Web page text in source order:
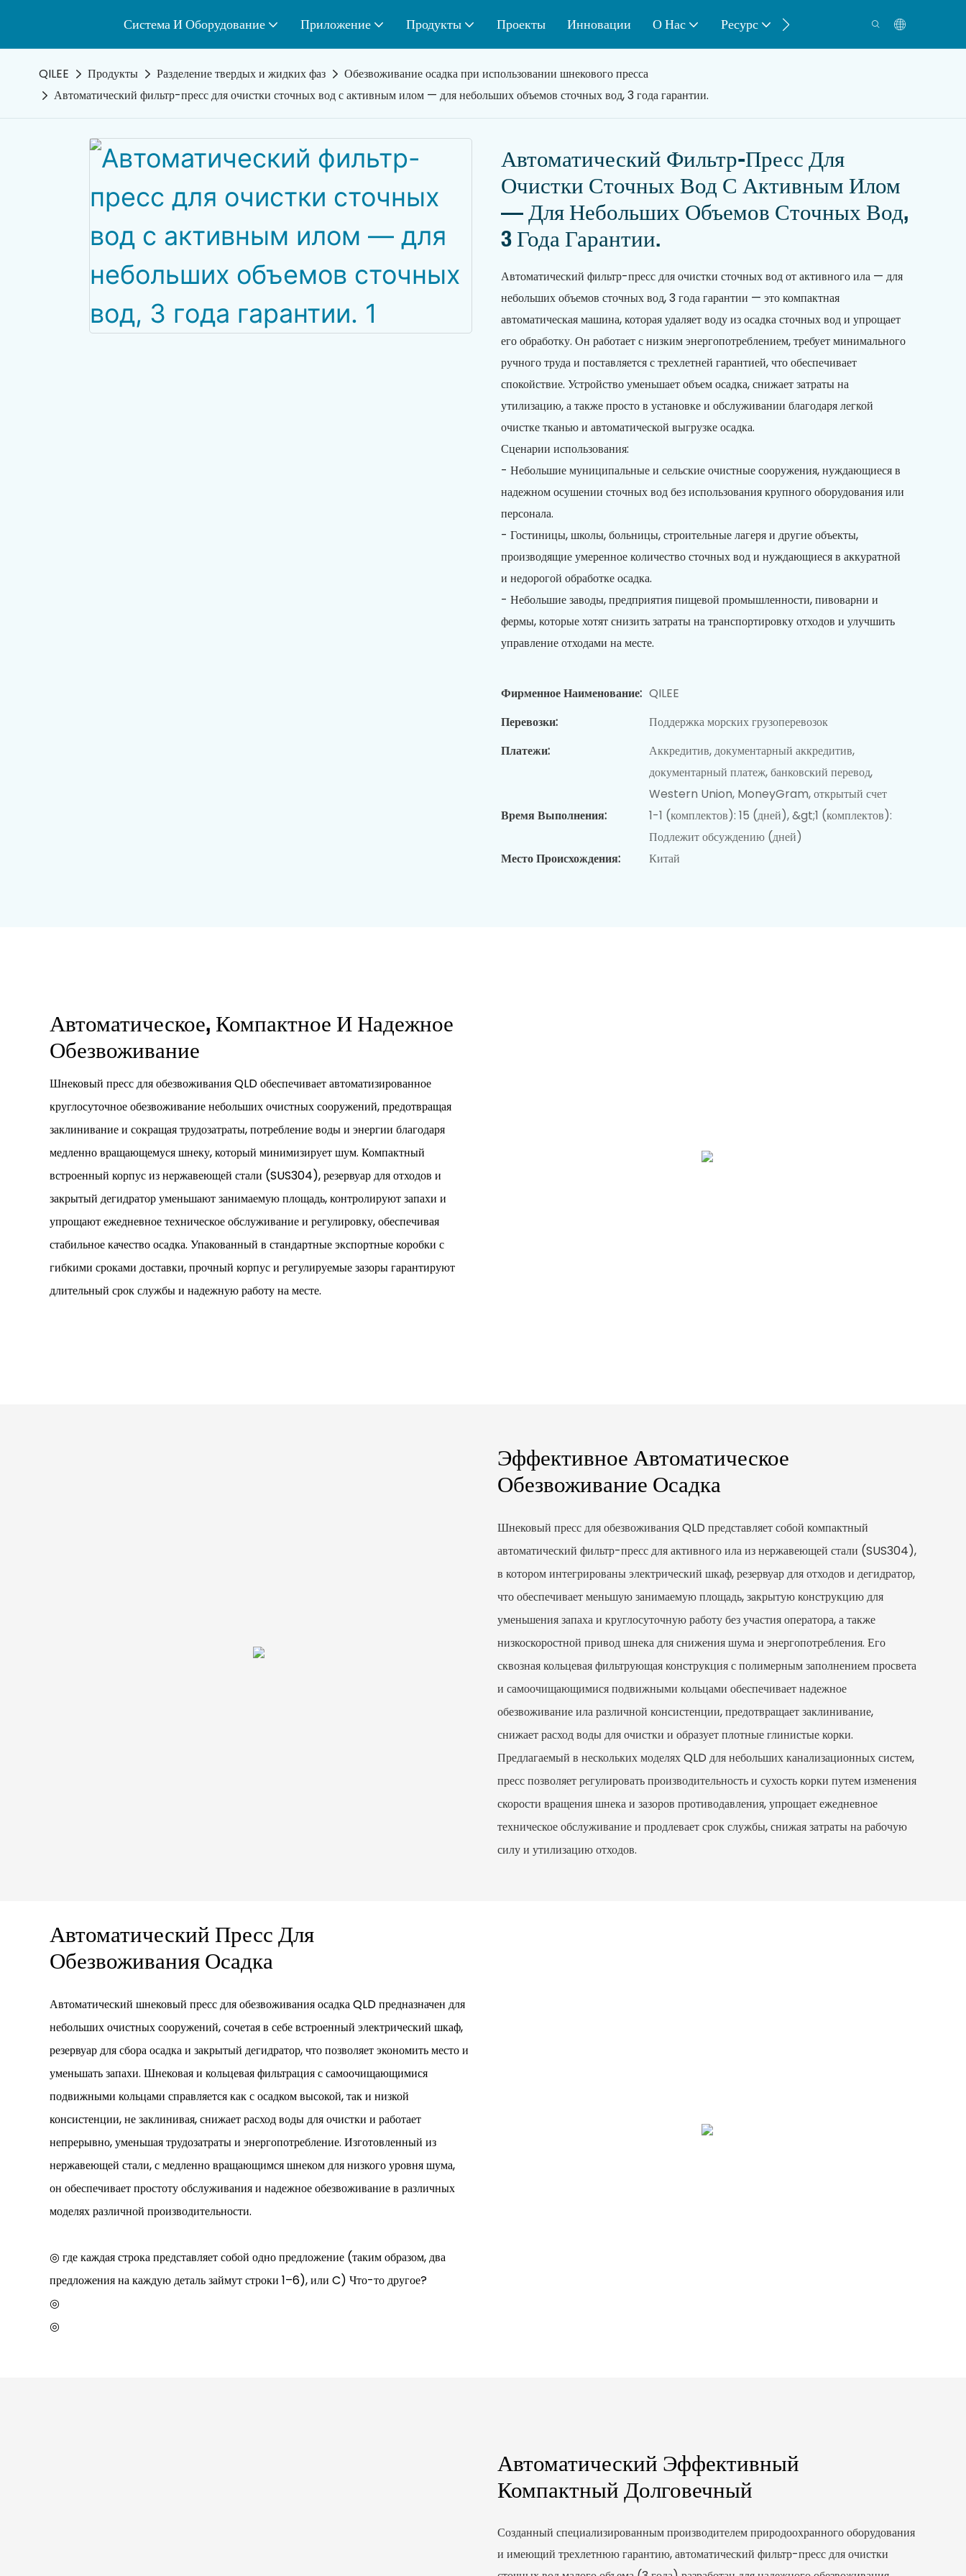
Система И Оборудование Приложение Продукты Проекты Инновации О Нас Ресурс
QILEE Продукты Разделение твердых и жидких фаз
Обезвоживание осадка при использовании шнекового пресса
Автоматический фильтр-пресс для очистки сточных вод с активным илом — для небольших объемов сточных вод, 3 года гарантии.
Автоматический Фильтр-Пресс Для
Очистки Сточных Вод С Активным Илом
— Для Небольших Объемов Сточных Вод,
3 Года Гарантии.
Автоматический фильтр-пресс для очистки сточных вод от активного ила — для
небольших объемов сточных вод, 3 года гарантии — это компактная
автоматическая машина, которая удаляет воду из осадка сточных вод и упрощает
его обработку. Он работает с низким энергопотреблением, требует минимального
ручного труда и поставляется с трехлетней гарантией, что обеспечивает
спокойствие. Устройство уменьшает объем осадка, снижает затраты на
утилизацию, а также просто в установке и обслуживании благодаря легкой
очистке тканью и автоматической выгрузке осадка.
Сценарии использования:
- Небольшие муниципальные и сельские очистные сооружения, нуждающиеся в
надежном осушении сточных вод без использования крупного оборудования или
персонала.
- Гостиницы, школы, больницы, строительные лагеря и другие объекты,
производящие умеренное количество сточных вод и нуждающиеся в аккуратной
и недорогой обработке осадка.
- Небольшие заводы, предприятия пищевой промышленности, пивоварни и
фермы, которые хотят снизить затраты на транспортировку отходов и улучшить
управление отходами на месте.
Фирменное Наименование: QILEE
Перевозки:
Поддержка морских грузоперевозок
Платежи:
Аккредитив, документарный аккредитив,
документарный платеж, банковский перевод,
Western Union, MoneyGram, открытый счет
Время Выполнения:
1-1 (комплектов): 15 (дней), &gt;1 (комплектов):
Подлежит обсуждению (дней)
Место Происхождения:
Китай
Автоматическое, Компактное И Надежное
Обезвоживание
Шнековый пресс для обезвоживания QLD обеспечивает автоматизированное
круглосуточное обезвоживание небольших очистных сооружений, предотвращая
заклинивание и сокращая трудозатраты, потребление воды и энергии благодаря
медленно вращающемуся шнеку, который минимизирует шум. Компактный
встроенный корпус из нержавеющей стали (SUS304), резервуар для отходов и
закрытый дегидратор уменьшают занимаемую площадь, контролируют запахи и
упрощают ежедневное техническое обслуживание и регулировку, обеспечивая
стабильное качество осадка. Упакованный в стандартные экспортные коробки с
гибкими сроками доставки, прочный корпус и регулируемые зазоры гарантируют
длительный срок службы и надежную работу на месте.
Эффективное Автоматическое
Обезвоживание Осадка
Шнековый пресс для обезвоживания QLD представляет собой компактный
автоматический фильтр-пресс для активного ила из нержавеющей стали (SUS304),
в котором интегрированы электрический шкаф, резервуар для отходов и дегидратор,
что обеспечивает меньшую занимаемую площадь, закрытую конструкцию для
уменьшения запаха и круглосуточную работу без участия оператора, а также
низкоскоростной привод шнека для снижения шума и энергопотребления. Его
сквозная кольцевая фильтрующая конструкция с полимерным заполнением просвета
и самоочищающимися подвижными кольцами обеспечивает надежное
обезвоживание ила различной консистенции, предотвращает заклинивание,
снижает расход воды для очистки и образует плотные глинистые корки.
Предлагаемый в нескольких моделях QLD для небольших канализационных систем,
пресс позволяет регулировать производительность и сухость корки путем изменения
скорости вращения шнека и зазоров противодавления, упрощает ежедневное
техническое обслуживание и продлевает срок службы, снижая затраты на рабочую
силу и утилизацию отходов.
Автоматический Пресс Для
Обезвоживания Осадка
Автоматический шнековый пресс для обезвоживания осадка QLD предназначен для
небольших очистных сооружений, сочетая в себе встроенный электрический шкаф,
резервуар для сбора осадка и закрытый дегидратор, что позволяет экономить место и
уменьшать запахи. Шнековая и кольцевая фильтрация с самоочищающимися
подвижными кольцами справляется как с осадком высокой, так и низкой
консистенции, не заклинивая, снижает расход воды для очистки и работает
непрерывно, уменьшая трудозатраты и энергопотребление. Изготовленный из
нержавеющей стали, с медленно вращающимся шнеком для низкого уровня шума,
он обеспечивает простоту обслуживания и надежное обезвоживание в различных
моделях различной производительности.
◎ где каждая строка представляет собой одно предложение (таким образом, два
предложения на каждую деталь займут строки 1–6), или C) Что-то другое?
◎
◎
Автоматический Эффективный
Компактный Долговечный
Созданный специализированным производителем природоохранного оборудования
и имеющий трехлетнюю гарантию, автоматический фильтр-пресс для очистки